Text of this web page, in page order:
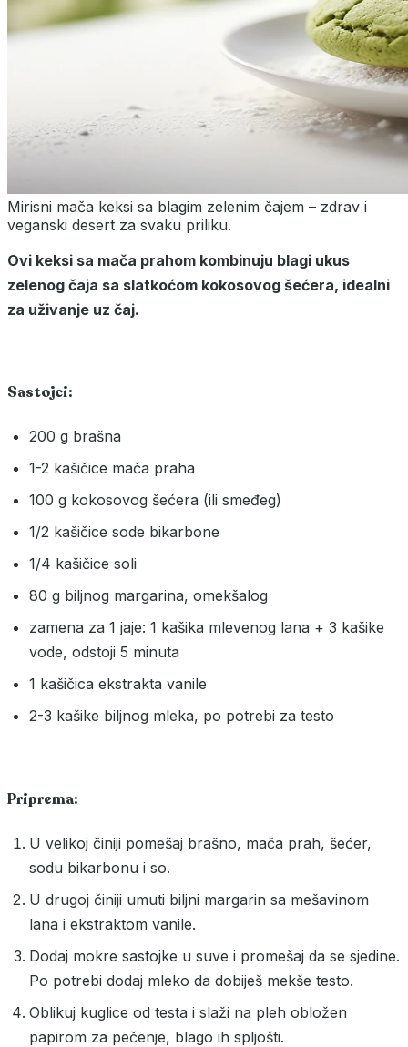
Mirisni mača keksi sa blagim zelenim čajem – zdrav i
veganski desert za svaku priliku.
Ovi keksi sa mača prahom kombinuju blagi ukus
zelenog čaja sa slatkoćom kokosovog šećera, idealni
za uživanje uz čaj.
Sastojci:
200 g brašna
1-2 kašičice mača praha
100 g kokosovog šećera (ili smeđeg)
1/2 kašičice sode bikarbone
1/4 kašičice soli
80 g biljnog margarina, omekšalog
zamena za 1 jaje: 1 kašika mlevenog lana + 3 kašike
vode, odstoji 5 minuta
1 kašičica ekstrakta vanile
2-3 kašike biljnog mleka, po potrebi za testo
Priprema:
U velikoj činiji pomešaj brašno, mača prah, šećer,
sodu bikarbonu i so.
U drugoj činiji umuti biljni margarin sa mešavinom
lana i ekstraktom vanile.
Dodaj mokre sastojke u suve i promešaj da se sjedine.
Po potrebi dodaj mleko da dobiješ mekše testo.
Oblikuj kuglice od testa i slaži na pleh obložen
papirom za pečenje, blago ih spljošti.